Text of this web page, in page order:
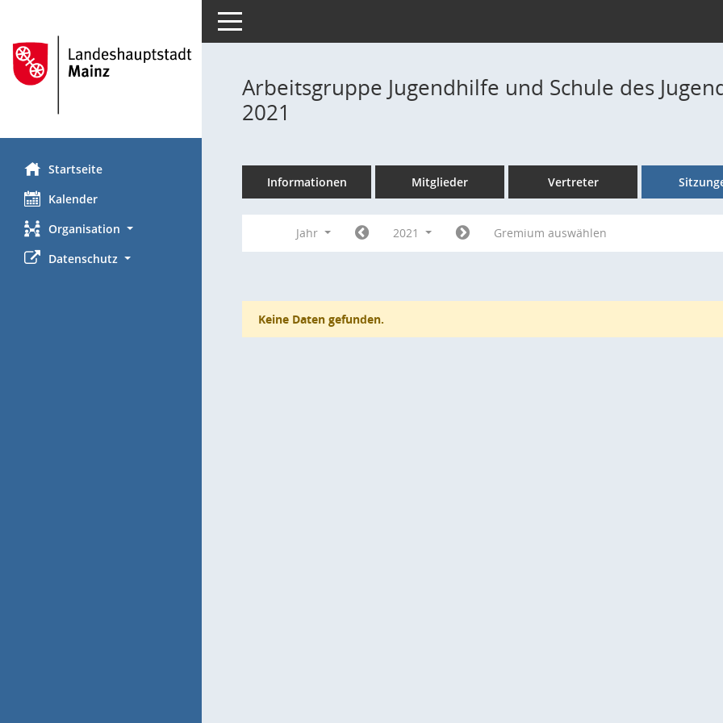
Startseite
Kalender
Organisation
Datenschutz
Toggle navigation
Arbeitsgruppe Jugendhilfe und Schule des
2021
Informationen Mitglieder Vertreter
Jahr 2021 Gremium auswählen
Keine Daten gefunden.